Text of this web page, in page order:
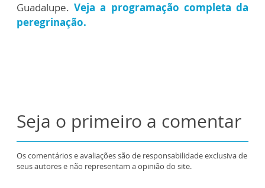
Guadalupe.Veja a programação completa da
peregrinação.
Seja o primeiro a comentar
Os comentários e avaliações são de responsabilidade exclusiva de
seus autores e não representam a opinião do site.